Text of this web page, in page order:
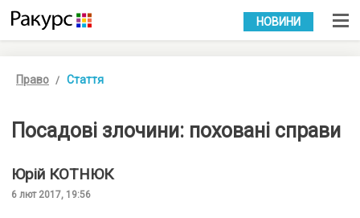
УКР РУС
НОВИНИ
Право Стаття
Посадові злочини: поховані справи
Юрій КОТНЮК
6 лют 2017, 19:56